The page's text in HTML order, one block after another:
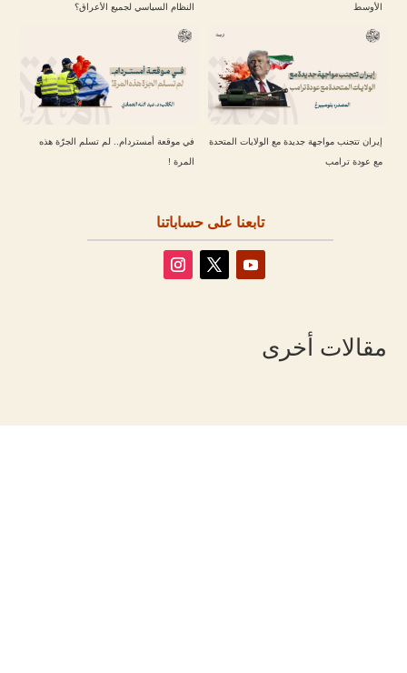
الأوسط
النظام السياسي لجميع الأعراق؟
إيران تتجنب مواجهة جديدة مع الولايات المتحدة
مع عودة ترامب
في موقعة أمستردام.. لم تسلم الجرّة هذه
المرة !
تابعنا على حساباتنا
مقالات أخرى